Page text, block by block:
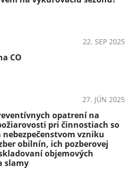
22. SEP 2025
CO
27. JÚN 2025
opatrení na
pri činnostiach so
nebezpečenstvom vzniku
obilnín, ich pozberovej
objemových
slamy